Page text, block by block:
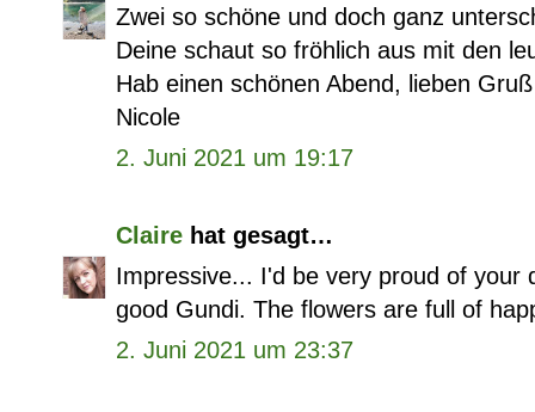
Zwei so schöne und doch ganz
Deine schaut so fröhlich aus mit den
Hab einen schönen Abend, lieben Gruß
Nicole
2. Juni 2021 um 19:17
Claire hat gesagt…
Impressive... I'd be very proud of your
good Gundi. The flowers are full of
2. Juni 2021 um 23:37